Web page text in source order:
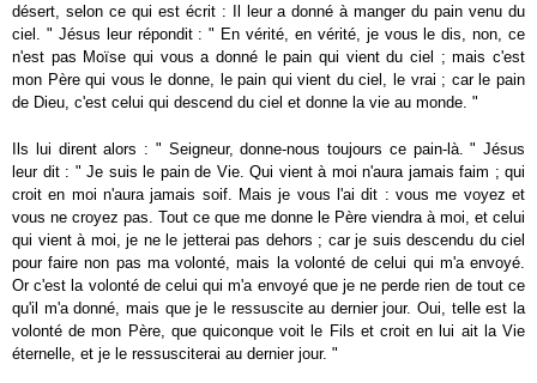
désert, selon ce qui est écrit : Il leur a donné à manger du pain venu du
ciel. " Jésus leur répondit : " En vérité, en vérité, je vous le dis, non, ce
n'est pas Moïse qui vous a donné le pain qui vient du ciel ; mais c'est
mon Père qui vous le donne, le pain qui vient du ciel, le vrai ; car le pain
de Dieu, c'est celui qui descend du ciel et donne la vie au monde. "
Ils lui dirent alors : " Seigneur, donne-nous toujours ce pain-là. " Jésus
leur dit : " Je suis le pain de Vie. Qui vient à moi n'aura jamais faim ; qui
croit en moi n'aura jamais soif. Mais je vous l'ai dit : vous me voyez et
vous ne croyez pas. Tout ce que me donne le Père viendra à moi, et celui
qui vient à moi, je ne le jetterai pas dehors ; car je suis descendu du ciel
pour faire non pas ma volonté, mais la volonté de celui qui m'a envoyé.
Or c'est la volonté de celui qui m'a envoyé que je ne perde rien de tout ce
qu'il m'a donné, mais que je le ressuscite au dernier jour. Oui, telle est la
volonté de mon Père, que quiconque voit le Fils et croit en lui ait la Vie
éternelle, et je le ressusciterai au dernier jour. "